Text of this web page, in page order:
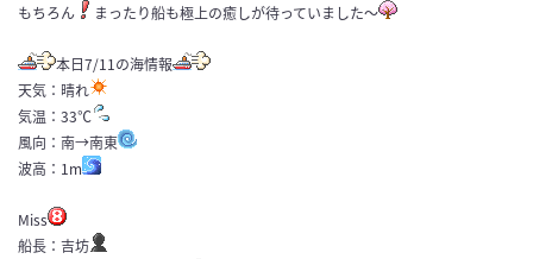
もちろん
まったり船も極上の癒しが待っていました～
本日7/11の海情報
天気：晴れ
気温：33℃
風向：南→南東
波高：1m
Miss
船長：吉坊